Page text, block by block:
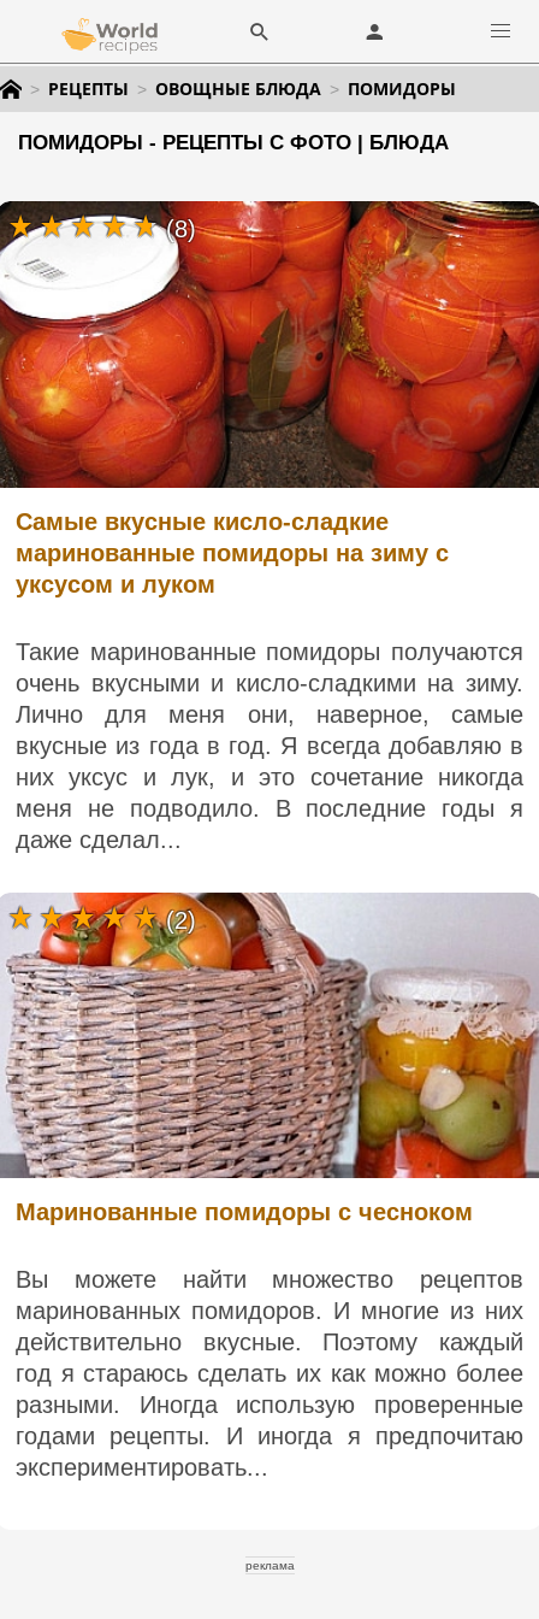
РЕЦЕПТЫ ОВОЩНЫЕ БЛЮДА ПОМИДОРЫ
ПОМИДОРЫ - РЕЦЕПТЫ С ФОТО | БЛЮДА
Самые вкусные кисло-сладкие
маринованные помидоры на зиму с
уксусом и луком
Такие маринованные помидоры получаются
очень вкусными и кисло-сладкими на зиму.
Лично для меня они, наверное, самые
вкусные из года в год. Я всегда добавляю в
них уксус и лук, и это сочетание никогда
меня не подводило. В последние годы я
даже сделал...
(8)
Маринованные помидоры с чесноком
Вы можете найти множество рецептов
маринованных помидоров. И многие из них
действительно вкусные. Поэтому каждый
год я стараюсь сделать их как можно более
разными. Иногда использую проверенные
годами рецепты. И иногда я предпочитаю
экспериментировать...
(2)
реклама